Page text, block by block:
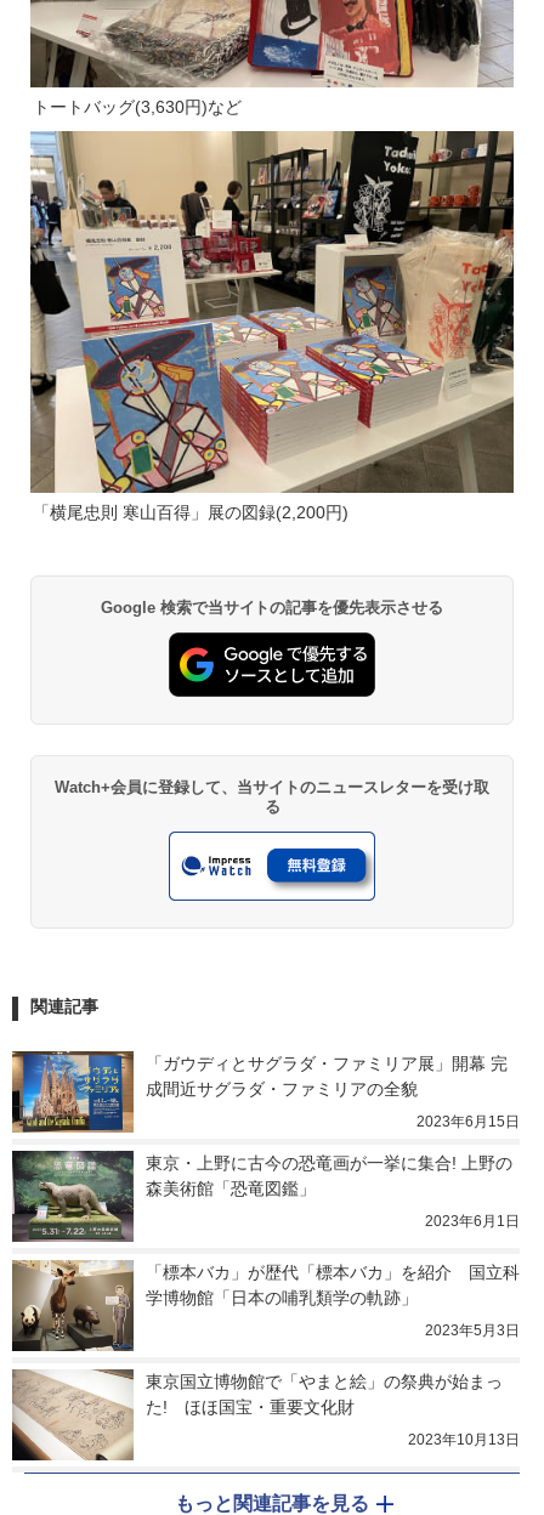
トートバッグ(3,630円)など
「横尾忠則 寒山百得」展の図録(2,200円)
Google 検索で当サイトの記事を優先表示させる
Watch+会員に登録して、当サイトのニュースレターを受け取
る
関連記事
「ガウディとサグラダ・ファミリア展」開幕 完
成間近サグラダ・ファミリアの全貌
2023年6月15日
東京・上野に古今の恐竜画が一挙に集合! 上野の
森美術館「恐竜図鑑」
2023年6月1日
「標本バカ」が歴代「標本バカ」を紹介　国立科
学博物館「日本の哺乳類学の軌跡」
2023年5月3日
東京国立博物館で「やまと絵」の祭典が始まっ
た!　ほほ国宝・重要文化財
2023年10月13日
もっと関連記事を見る